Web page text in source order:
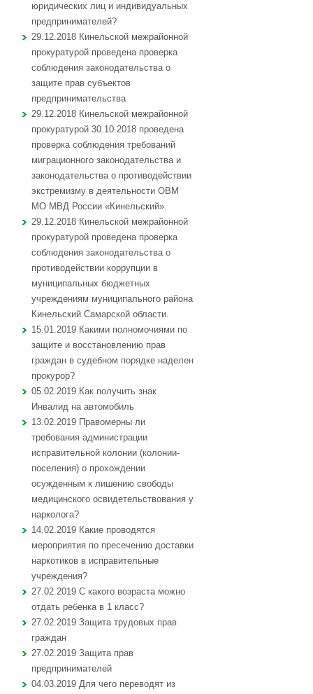
юридических лиц и индивидуальных
предпринимателей?
29.12.2018 Кинельской межрайонной
прокуратурой проведена проверка
соблюдения законодательства о
защите прав субъектов
предпринимательства
29.12.2018 Кинельской межрайонной
прокуратурой 30.10.2018 проведена
проверка соблюдения требований
миграционного законодательства и
законодательства о противодействии
экстремизму в деятельности ОВМ
МО МВД России «Кинельский».
29.12.2018 Кинельской межрайонной
прокуратурой проведена проверка
соблюдения законодательства о
противодействии коррупции в
муниципальных бюджетных
учреждениям муниципального района
Кинельский Самарской области.
15.01.2019 Какими полномочиями по
защите и восстановлению прав
граждан в судебном порядке наделен
прокурор?
05.02.2019 Как получить знак
Инвалид на автомобиль
13.02.2019 Правомерны ли
требования администрации
исправительной колонии (колонии-
поселения) о прохождении
осужденным к лишению свободы
медицинского освидетельствования у
нарколога?
14.02.2019 Какие проводятся
мероприятия по пресечению доставки
наркотиков в исправительные
учреждения?
27.02.2019 С какого возраста можно
отдать ребенка в 1 класс?
27.02.2019 Защита трудовых прав
граждан
27.02.2019 Защита прав
предпринимателей
04.03.2019 Для чего переводят из